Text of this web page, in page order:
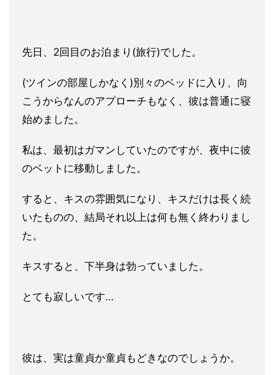
先日、2回目のお泊まり(旅行)でした。
(ツインの部屋しかなく)別々のベッドに入り、向
こうからなんのアプローチもなく、彼は普通に寝
始めました。
私は、最初はガマンしていたのですが、夜中に彼
のベットに移動しました。
すると、キスの雰囲気になり、 キスだけは長く続
いたものの、結局それ以上は何も無く終わりまし
た。
キスすると、下半身は勃っていました。
とても寂しいです…
彼は、実は童貞か童貞もどきなのでしょうか。